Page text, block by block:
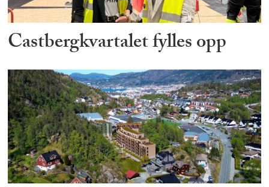
Castbergkvartalet fylles opp